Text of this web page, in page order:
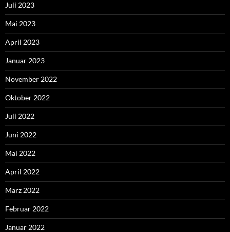
Juli 2023
Mai 2023
April 2023
Januar 2023
November 2022
Oktober 2022
Juli 2022
Juni 2022
Mai 2022
April 2022
März 2022
Februar 2022
Januar 2022